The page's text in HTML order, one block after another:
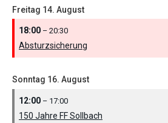
Freitag 14. August
18:00 – 20:30
Absturzsicherung
Sonntag 16. August
12:00 – 17:00
150 Jahre FF Sollbach